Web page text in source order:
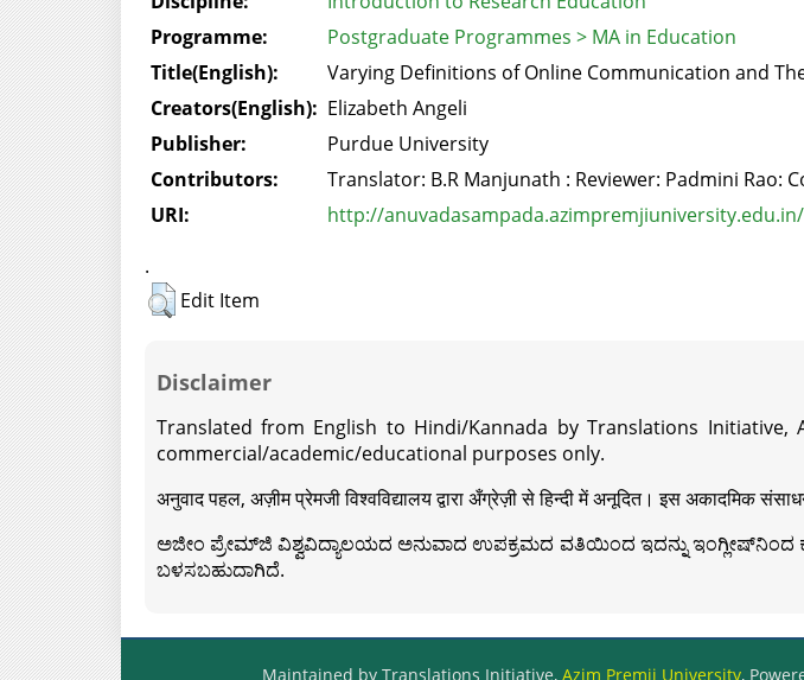
Programme:
Postgraduate Programmes > MA in Education
Title(English):
Varying Definitions of Online Communication and
Creators(English): Elizabeth Angeli
Publisher:
Purdue University
Contributors:
Translator: B.R Manjunath : Reviewer: Padmini Rao:
URI:
http://
.
Edit Item
Disclaimer
Translated from English to Hindi/Kannada by Translations
commercial/academic/educational purposes only.
अनुवाद पहल, अज़ीम प्रेमजी विश्वविद्यालय द्वारा अँग्रेज़ी से हिन्दी में अनूदित। इस अकादमिक
ಅಜೀಂ ಪ್ರೇಮ್‍ಜಿ ವಿಶ್ವವಿದ್ಯಾಲಯದ ಅನುವಾದ ಉಪಕ್ರಮದ ವತಿಯಿಂದ ಇದನ್ನು ಇಂಗ್ಲೀಷ್‍ನಿಂದ
ಬಳಸಬಹುದಾಗಿದೆ.
Maintained by Translations Initiative, Azim Premji University,